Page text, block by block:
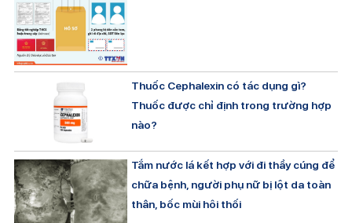
Thuốc Cephalexin có tác dụng gì?
Thuốc được chỉ định trong trường hợp
nào?
Tắm nước lá kết hợp với đi thầy cúng để
chữa bệnh, người phụ nữ bị lột da toàn
thân, bốc mùi hôi thối